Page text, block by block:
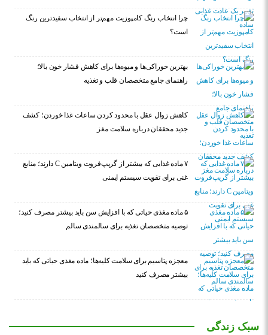
چرا انتخاب رنگ کامپوزیت مهم‌تر از انتخاب سفیدترین رنگ
است؟
بهترین خوراکی‌ها و میوه‌ها برای کاهش فشار خون بالا؛
راهنمای جامع متخصصان قلب و تغذیه
کاهش زوال عقل با محدود کردن ساعات غذا خوردن؛ کشف
جدید محققان درباره سلامت مغز
۷ ماده غذایی که بیشتر از گریپ‌فروت ویتامین C دارند؛ منابع
غنی برای تقویت سیستم ایمنی
۵ ماده مغذی حیاتی که با افزایش سن باید بیشتر مصرف کنید؛
توصیه متخصصان تغذیه برای سالمندی سالم
معجزه پتاسیم برای سلامت کلیه‌ها؛ ماده مغذی حیاتی که باید
بیشتر مصرف کنید
سبک زندگی